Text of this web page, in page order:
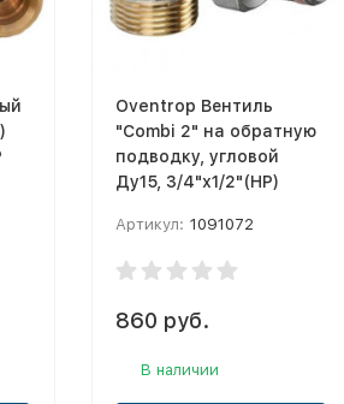
Oventrop Вентиль
"Combi 2" на обратную
подводку, угловой
Ду15, 3/4"х1/2"(НР)
Артикул: 1091072
860 руб.
В наличии